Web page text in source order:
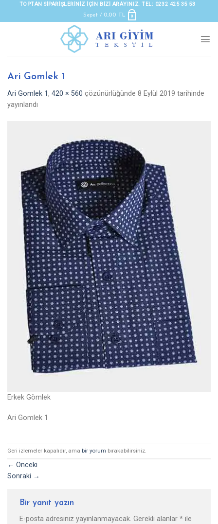
TOPTAN SIPARIŞLERINIZ IÇIN BIZI ARAYINIZ. TEL: 0232 425 35 53
Sepet / 0,00 TL 0
Ari Gomlek 1
Ari Gomlek 1, 420 × 560 çözünürlüğünde 8 Eylül 2019 tarihinde
yayınlandı
Erkek Gömlek
Ari Gomlek 1
Geri izlemeler kapalıdır, ama bir yorum bırakabilirsiniz.
← Önceki
Sonraki →
Bir yanıt yazın
E-posta adresiniz yayınlanmayacak. Gerekli alanlar * ile